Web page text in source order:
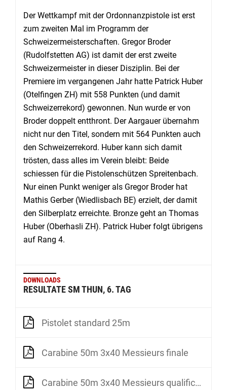
Der Wettkampf mit der Ordonnanzpistole ist erst
zum zweiten Mal im Programm der
Schweizermeisterschaften. Gregor Broder
(Rudolfstetten AG) ist damit der erst zweite
Schweizermeister in dieser Disziplin. Bei der
Premiere im vergangenen Jahr hatte Patrick Huber
(Otelfingen ZH) mit 558 Punkten (und damit
Schweizerrekord) gewonnen. Nun wurde er von
Broder doppelt entthront. Der Aargauer übernahm
nicht nur den Titel, sondern mit 564 Punkten auch
den Schweizerrekord. Huber kann sich damit
trösten, dass alles im Verein bleibt: Beide
schiessen für die Pistolenschützen Spreitenbach.
Nur einen Punkt weniger als Gregor Broder hat
Mathis Gerber (Wiedlisbach BE) erzielt, der damit
den Silberplatz erreichte. Bronze geht an Thomas
Huber (Oberhasli ZH). Patrick Huber folgt übrigens
auf Rang 4.
DOWNLOADS
RESULTATE SM THUN, 6. TAG
Pistolet standard 25m
Carabine 50m 3x40 Messieurs finale
Carabine 50m 3x40 Messieurs qualification